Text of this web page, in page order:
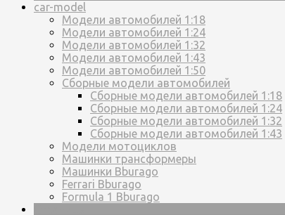
car-model
Модели автомобилей 1:18
Модели автомобилей 1:24
Модели автомобилей 1:32
Модели автомобилей 1:43
Модели автомобилей 1:50
Сборные модели автомобилей
Сборные модели автомобилей 1:18
Сборные модели автомобилей 1:24
Сборные модели автомобилей 1:32
Сборные модели автомобилей 1:43
Модели мотоциклов
Машинки трансформеры
Машинки Bburago
Ferrari Bburago
Formula 1 Bburago